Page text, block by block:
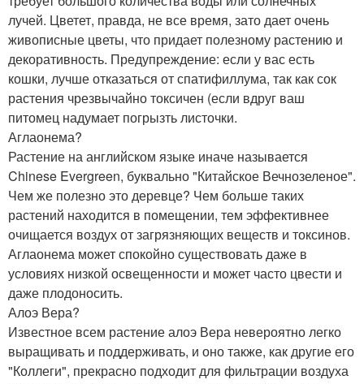
лучей. Цветет, правда, не все время, зато дает очень
живописные цветы, что придает полезному растению и
декоративность. Предупреждение: если у вас есть
кошки, лучше отказаться от спатифиллума, так как сок
растения чрезвычайно токсичен (если вдруг ваш
питомец надумает погрызть листочки.
Аглаонема?
Растение на английском языке иначе называется
Chinese Evergreen, буквально "Китайское Вечнозеленое".
Чем же полезно это деревце? Чем больше таких
растений находится в помещении, тем эффективнее
очищается воздух от загрязняющих веществ и токсинов.
Аглаонема может спокойно существовать даже в
условиях низкой освещенности и может часто цвести и
даже плодоносить.
Алоэ Вера?
Известное всем растение алоэ Вера невероятно легко
выращивать и поддерживать, и оно также, как другие его
"Коллеги", прекрасно подходит для фильтрации воздуха